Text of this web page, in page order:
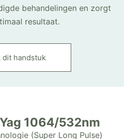
behandelingen en zorgt
resultaat.
dit handstuk
1064/532nm
(Super Long Pulse)